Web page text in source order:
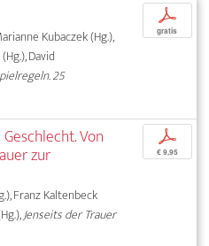
Kubaczek (Hg.),
David
25
p
gratis
Von
zur
Franz Kaltenbeck
Jenseits der Trauer
p
€ 9,95